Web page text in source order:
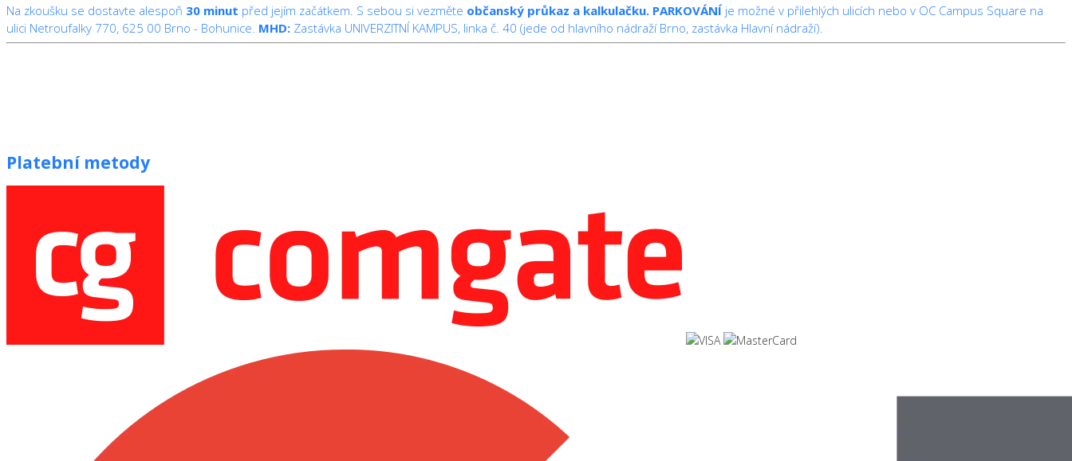
Na zkoušku se dostavte alespoň 30 minut před jejím začátkem. S sebou si vezměte občanský průkaz a kalkulačku. PARKOVÁNÍ je možné v přilehlých ulicích nebo v OC Campus Square na
ulici Netroufalky 770, 625 00 Brno - Bohunice. MHD: Zastávka UNIVERZITNÍ KAMPUS, linka č. 40 (jede od hlavního nádraží Brno, zastávka Hlavní nádraží).
Platební metody